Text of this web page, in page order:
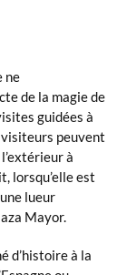
ne
de la magie de
guidées à
peuvent
à
lorsqu’elle est
lueur
Mayor.
d’histoire à la